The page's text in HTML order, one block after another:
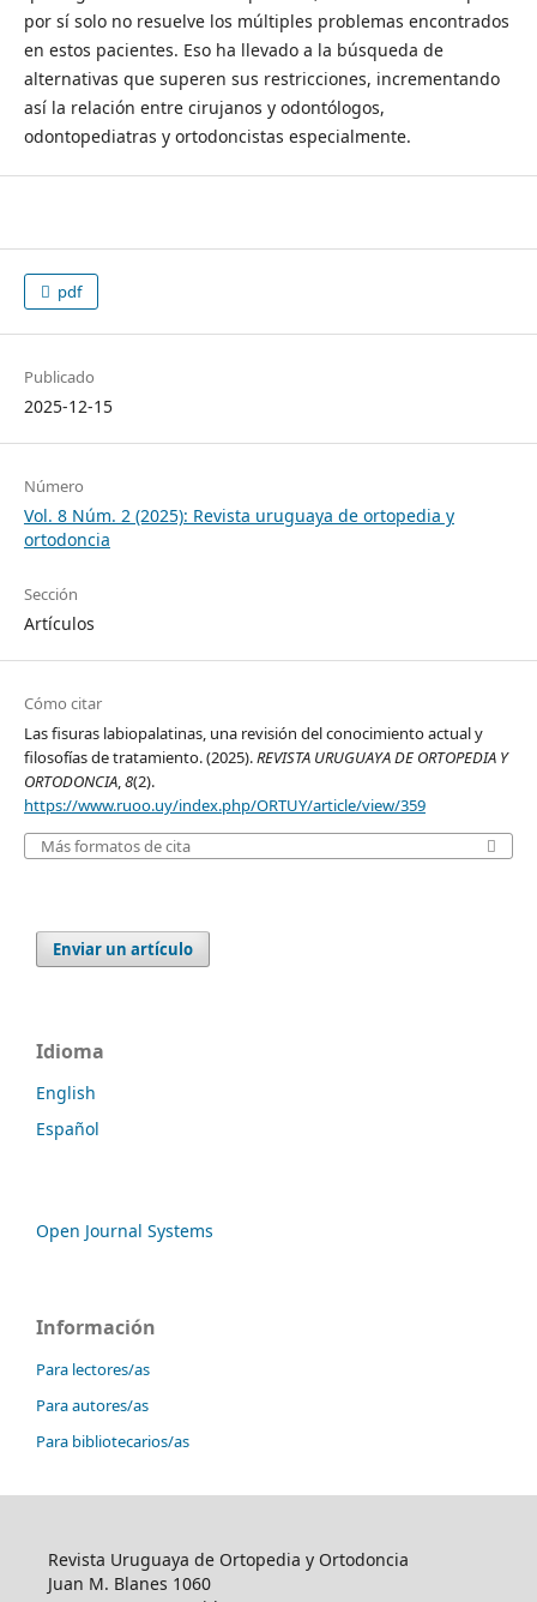
por sí solo no resuelve los múltiples problemas encontrados
en estos pacientes. Eso ha llevado a la búsqueda de
alternativas que superen sus restricciones, incrementando
así la relación entre cirujanos y odontólogos,
odontopediatras y ortodoncistas especialmente.
pdf
Publicado
2025-12-15
Número
Vol. 8 Núm. 2 (2025): Revista uruguaya de ortopedia y
ortodoncia
Sección
Artículos
Cómo citar
Las fisuras labiopalatinas, una revisión del conocimiento actual y
filosofías de tratamiento. (2025).REVISTA URUGUAYA DE ORTOPEDIA Y
ORTODONCIA,8(2).
https://www.ruoo.uy/index.php/ORTUY/article/view/359
Más formatos de cita
Enviar un artículo
Idioma
English
Español
Open Journal Systems
Información
Para lectores/as
Para autores/as
Para bibliotecarios/as
Revista Uruguaya de Ortopedia y Ortodoncia
Juan M. Blanes 1060